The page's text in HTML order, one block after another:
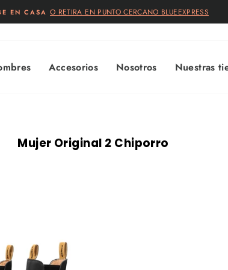
diapositivas
EN CASA O RETIRA EN PUNTO CERCANO BLUEEXPRESS
Accesorios Nosotros Nuestras
Mujer Original 2 Chiporro